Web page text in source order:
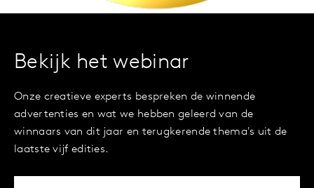
Bekijk het webinar
Onze creatieve experts bespreken de winnende
advertenties en wat we hebben geleerd van de
winnaars van dit jaar en terugkerende thema's uit de
laatste vijf edities.